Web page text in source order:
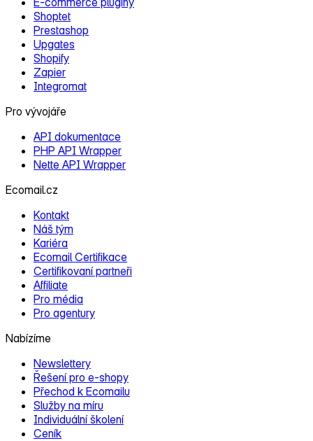
Shoptet
Prestashop
Upgates
Shopify
Zapier
Integromat
Pro vývojáře
API dokumentace
PHP API Wrapper
Nette API Wrapper
Ecomail.cz
Kontakt
Náš tým
Kariéra
Ecomail Certifikace
Certifikovaní partneři
Affiliate
Pro média
Pro agentury
Nabízíme
Newslettery
Řešení pro e‑shopy
Přechod k Ecomailu
Služby na míru
Individuální školení
Ceník